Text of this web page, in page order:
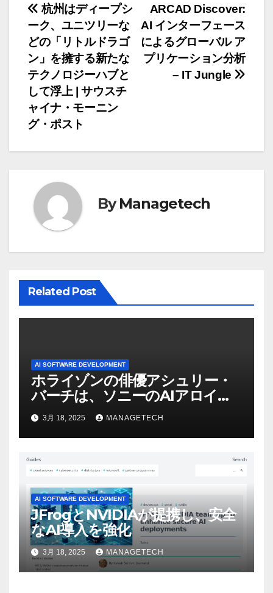
投
稿
ナ
ビ
ゲ
ー
ョ
ン
ARCAD Discover:
AI インターフェース
によるグローバル ア
プリケーション分析
– IT Jungle
杭州はディープシ
ーク、ユニツリーな
どの「リトルドラゴ
ン」を擁する新たな
テクノロジーハブと
して浮上 | サウスチ
ャイナ・モーニン
グ・ポスト
ByManagetech
Related Post
AI SOFTWARE DEVELOPMENT
ホライゾンの俳優アシュリー・
バーチは、ソニーのAIアロイの
ビデオを見て「ゲームパフォー
マンスという芸術形式に不安を
感じた」と語る – IGN
3月 18, 2025 MANAGETECH
AI SOFTWARE DEVELOPMENT
JFrogとNVIDIAが提携し、安全
なAI導入を強化
3月 18, 2025 MANAGETECH